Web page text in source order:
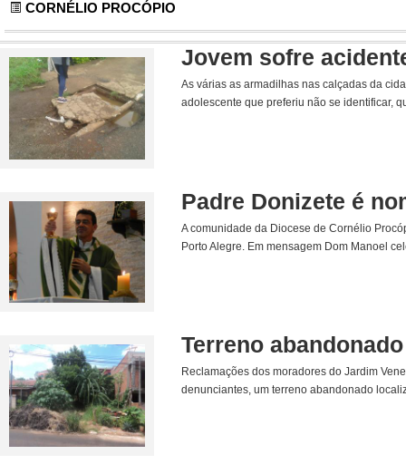
CORNÉLIO PROCÓPIO
Jovem sofre
As várias as armadilhas nas calçadas da
adolescente que preferiu não se identificar,
Padre Donizete é
A comunidade da Diocese de Cornélio
Porto Alegre. Em mensagem Dom Manoel
Terreno
Reclamações dos moradores do Jardim
denunciantes, um terreno abandonado